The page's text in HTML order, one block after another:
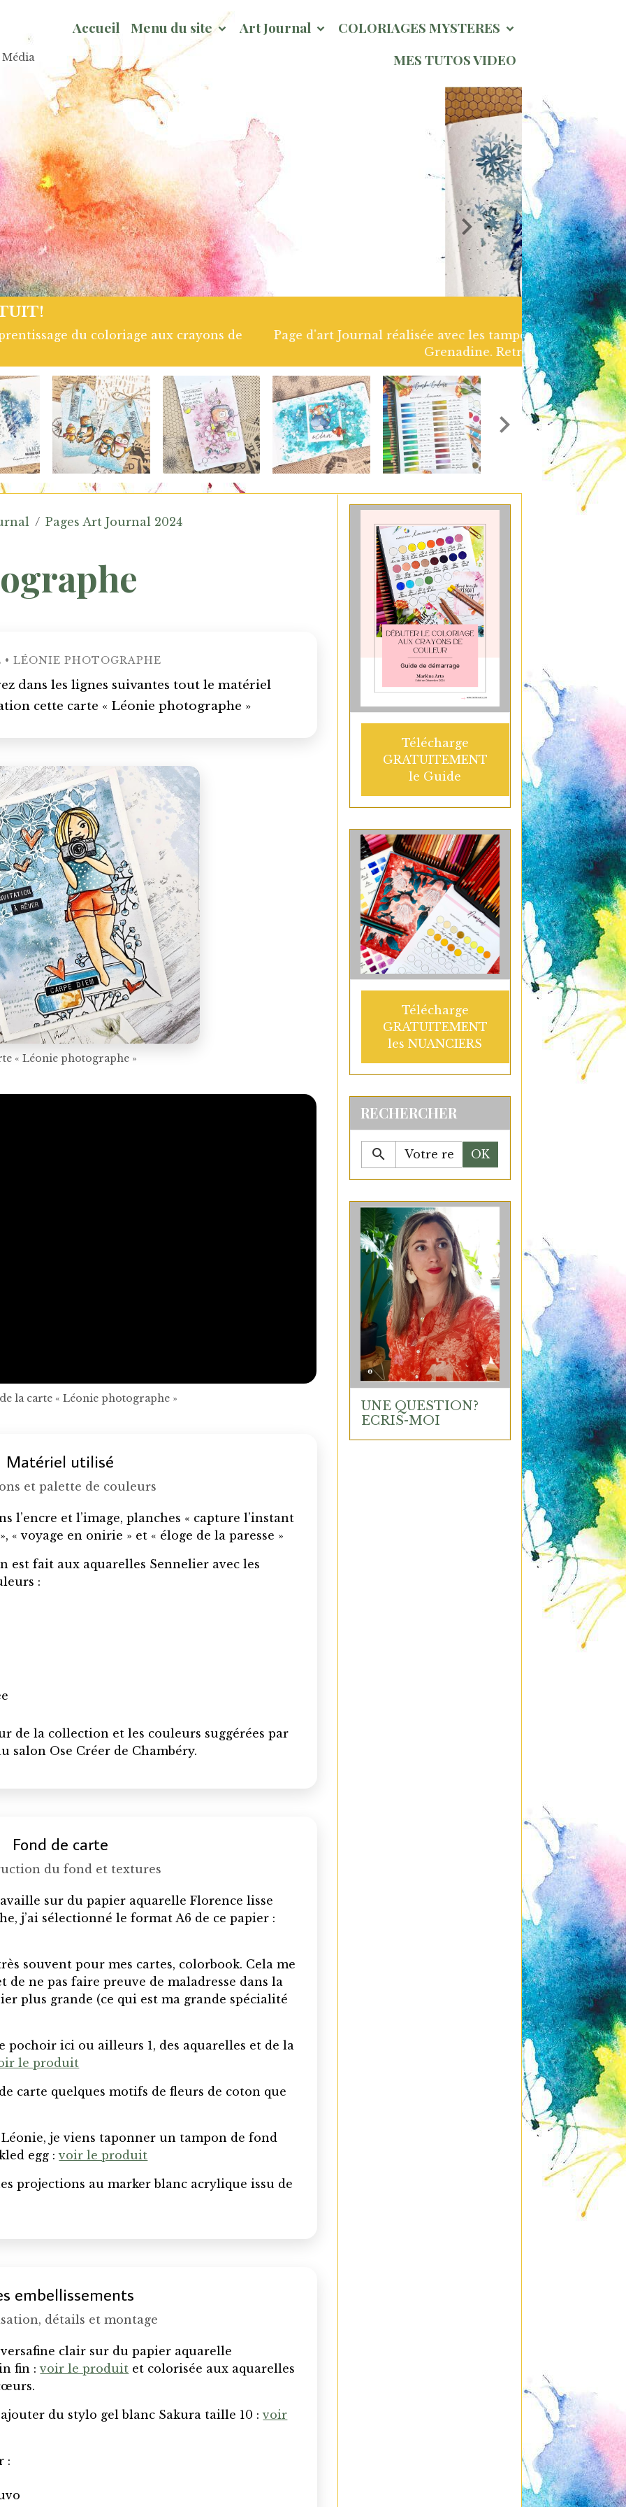
Accueil Menu du site Art Journal
COLORIAGES MYSTERES
MES TUTOS VIDEO
tampons Chou and Flowers. Colorisation à l'aquarelle artisanale Atelier couleur
Pages Art Journal 2024
• LÉONIE PHOTOGRAPHE
dans les lignes suivantes tout le matériel
cette carte « Léonie photographe »
« Léonie photographe »
la carte « Léonie photographe »
Matériel utilisé
et palette de couleurs
l’encre et l’image, planches « capture l’instant
« voyage en onirie » et « éloge de la paresse »
est fait aux aquarelles Sennelier avec les
:
de la collection et les couleurs suggérées par
salon Ose Créer de Chambéry.
Fond de carte
du fond et textures
sur du papier aquarelle Florence lisse
j’ai sélectionné le format A6 de ce papier :
souvent pour mes cartes, colorbook. Cela me
de ne pas faire preuve de maladresse dans la
plus grande (ce qui est ma grande spécialité
pochoir ici ou ailleurs 1, des aquarelles et de la
le produit
carte quelques motifs de fleurs de coton que
je viens taponner un tampon de fond
egg :voir le produit
projections au marker blanc acrylique issu de
embellissements
détails et montage
clair sur du papier aquarelle
fin :voir le produit et colorisée aux aquarelles
du stylo gel blanc Sakura taille 10 :voir
:
Télécharge
GRATUITEMENT
le Guide
Télécharge
GRATUITEMENT
les NUANCIERS
RECHERCHER
OK
UNE QUESTION?
ECRIS-MOI